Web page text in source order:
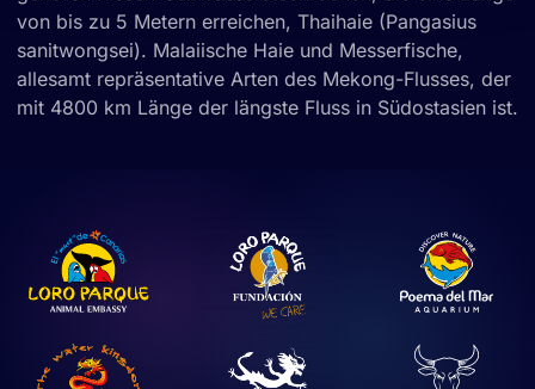
von bis zu 5 Metern erreichen, Thaihaie (Pangasius
sanitwongsei). Malaiische Haie und Messerfische,
allesamt repräsentative Arten des Mekong-Flusses, der
mit 4800 km Länge der längste Fluss in Südostasien ist.